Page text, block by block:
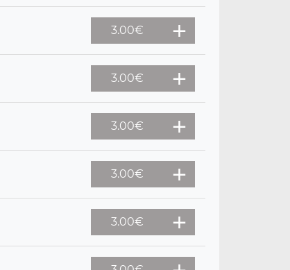
3.00€
3.00€
3.00€
3.00€
3.00€